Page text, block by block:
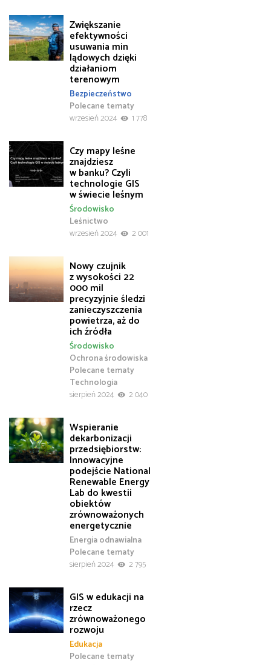
Zwiększanie
efektywności
usuwania min
lądowych dzięki
działaniom
terenowym
Bezpieczeństwo
Polecane tematy
wrzesień 2024
1 778
Czy mapy leśne
znajdziesz
w banku? Czyli
technologie GIS
w świecie leśnym
Leśnictwo
Środowisko
wrzesień 2024
2 001
Nowy czujnik
z wysokości 22
000 mil
precyzyjnie śledzi
zanieczyszczenia
powietrza, aż do
ich źródła
Ochrona środowiska
Polecane tematy
Środowisko
Technologia
sierpień 2024
2 040
Wspieranie
dekarbonizacji
przedsiębiorstw:
Innowacyjne
podejście National
Renewable Energy
Lab do kwestii
obiektów
zrównoważonych
energetycznie
Energia odnawialna
Polecane tematy
sierpień 2024
2 795
GIS w edukacji na
rzecz
zrównoważonego
rozwoju
Edukacja
Polecane tematy